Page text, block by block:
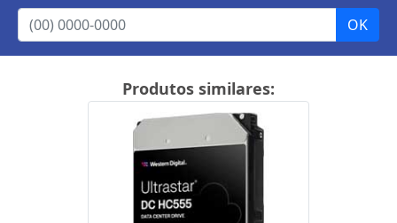
Produtos similares: